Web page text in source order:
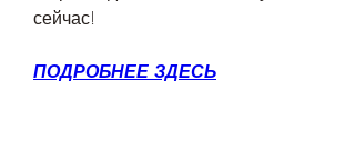
сейчас!
ПОДРОБНЕЕ ЗДЕСЬ